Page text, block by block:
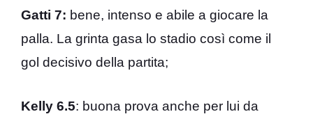
Gatti 7: bene, intenso e abile a giocare la
palla. La grinta gasa lo stadio così come il
gol decisivo della partita;
Kelly 6.5: buona prova anche per lui da